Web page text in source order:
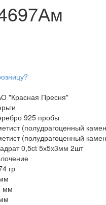
"Красная Пресня"
925 пробы
(полудрагоценный
(полудрагоценный
0,5ct 5х5х3мм 2шт
гр
мм